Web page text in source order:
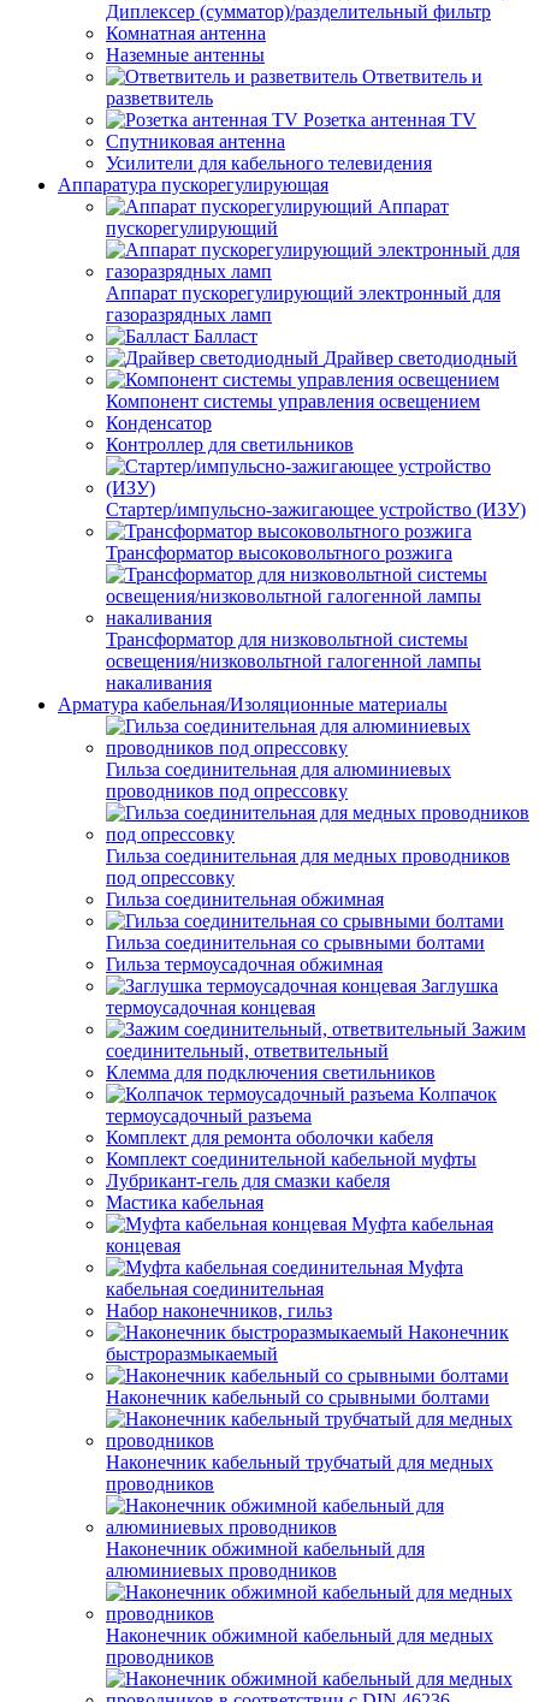
Диплексер (сумматор)/разделительный фильтр
Комнатная антенна
Наземные антенны
Ответвитель и
разветвитель
Розетка антенная TV
Спутниковая антенна
Усилители для кабельного телевидения
Аппаратура пускорегулирующая
Аппарат
пускорегулирующий
Аппарат пускорегулирующий электронный для
газоразрядных ламп
Балласт
Драйвер светодиодный
Компонент системы управления освещением
Конденсатор
Контроллер для светильников
Стартер/импульсно-зажигающее устройство (ИЗУ)
Трансформатор высоковольтного розжига
Трансформатор для низковольтной системы
освещения/низковольтной галогенной лампы
накаливания
Арматура кабельная/Изоляционные материалы
Гильза соединительная для алюминиевых
проводников под опрессовку
Гильза соединительная для медных проводников
под опрессовку
Гильза соединительная обжимная
Гильза соединительная со срывными болтами
Гильза термоусадочная обжимная
Заглушка
термоусадочная концевая
Зажим
соединительный, ответвительный
Клемма для подключения светильников
Колпачок
термоусадочный разъема
Комплект для ремонта оболочки кабеля
Комплект соединительной кабельной муфты
Лубрикант-гель для смазки кабеля
Мастика кабельная
Муфта кабельная
концевая
Муфта
кабельная соединительная
Набор наконечников, гильз
Наконечник
быстроразмыкаемый
Наконечник кабельный со срывными болтами
Наконечник кабельный трубчатый для медных
проводников
Наконечник обжимной кабельный для
алюминиевых проводников
Наконечник обжимной кабельный для медных
проводников